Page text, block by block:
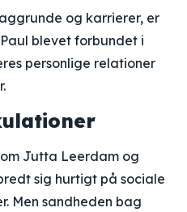
og karrierer, er
blevet forbundet i
personlige relationer
Jutta Leerdam og
sig hurtigt på sociale
Men sandheden bag